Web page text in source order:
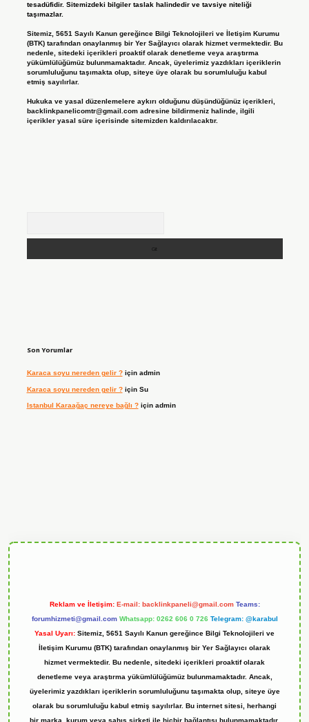
tesadüfidir. Sitemizdeki bilgiler taslak halindedir ve tavsiye niteliği
taşımazlar.
Sitemiz, 5651 Sayılı Kanun gereğince Bilgi Teknolojileri ve İletişim Kurumu
(BTK) tarafından onaylanmış bir Yer Sağlayıcı olarak hizmet vermektedir. Bu
nedenle, sitedeki içerikleri proaktif olarak denetleme veya araştırma
yükümlülüğümüz bulunmamaktadır. Ancak, üyelerimiz yazdıkları içeriklerin
sorumluluğunu taşımakta olup, siteye üye olarak bu sorumluluğu kabul
etmiş sayılırlar.
Hukuka ve yasal düzenlemelere aykırı olduğunu düşündüğünüz içerikleri,
backlinkpanelicomtr@gmail.comadresine bildirmeniz halinde, ilgili
içerikler yasal süre içerisinde sitemizden kaldırılacaktır.
Son Yorumlar
Karaca soyu nereden gelir ?için admin
Karaca soyu nereden gelir ?için Su
Istanbul Karaağaç nereye bağlı ?için admin
Reklam ve İletişim: E-mail: backlinkpaneli@gmail.com Teams:
forumhizmeti@gmail.com Whatsapp: 0262 606 0 726 Telegram: @karabul
Yasal Uyarı: Sitemiz, 5651 Sayılı Kanun gereğince Bilgi Teknolojileri ve
İletişim Kurumu (BTK) tarafından onaylanmış bir Yer Sağlayıcı olarak
hizmet vermektedir. Bu nedenle, sitedeki içerikleri proaktif olarak
denetleme veya araştırma yükümlülüğümüz bulunmamaktadır. Ancak,
üyelerimiz yazdıkları içeriklerin sorumluluğunu taşımakta olup, siteye üye
olarak bu sorumluluğu kabul etmiş sayılırlar. Bu internet sitesi, herhangi
bir marka, kurum veya şahıs şirketi ile hiçbir bağlantısı bulunmamaktadır.